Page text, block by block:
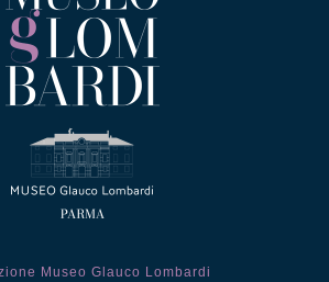
Museo Glauco Lombardi